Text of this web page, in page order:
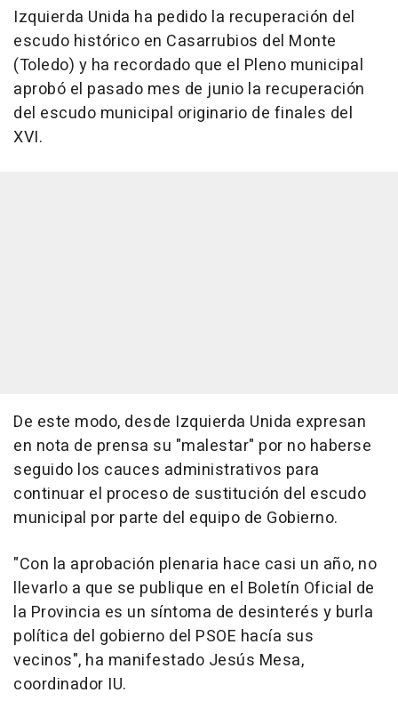
Izquierda Unida ha pedido la recuperación del
escudo histórico en Casarrubios del Monte
(Toledo) y ha recordado que el Pleno municipal
aprobó el pasado mes de junio la recuperación
del escudo municipal originario de finales del
XVI.
De este modo, desde Izquierda Unida expresan
en nota de prensa su "malestar" por no haberse
seguido los cauces administrativos para
continuar el proceso de sustitución del escudo
municipal por parte del equipo de Gobierno.
"Con la aprobación plenaria hace casi un año, no
llevarlo a que se publique en el Boletín Oficial de
la Provincia es un síntoma de desinterés y burla
política del gobierno del PSOE hacía sus
vecinos", ha manifestado Jesús Mesa,
coordinador IU.